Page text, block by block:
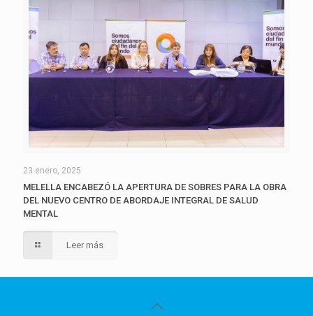
23 enero, 2025
MELELLA ENCABEZÓ LA APERTURA DE SOBRES PARA LA OBRA
DEL NUEVO CENTRO DE ABORDAJE INTEGRAL DE SALUD
MENTAL
Leer más